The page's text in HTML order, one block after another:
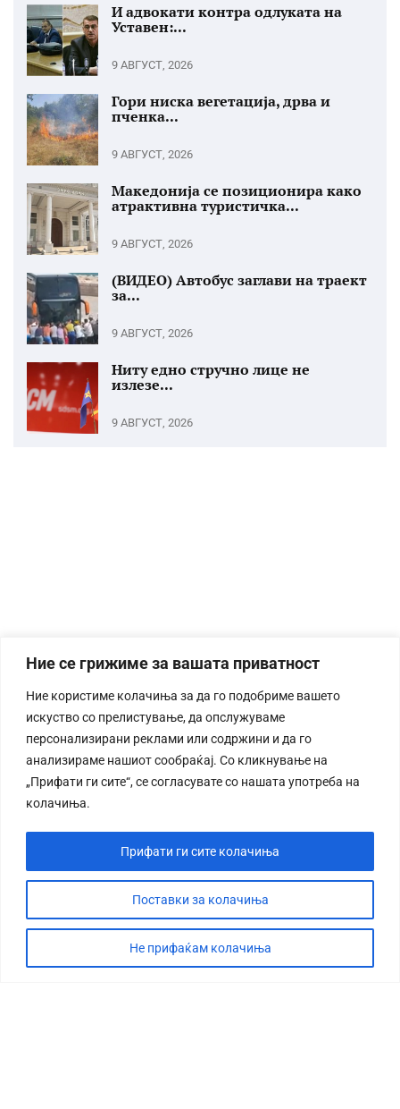
Ние се грижиме за вашата приватност
Ние користиме колачиња за да го подобриме вашето
искуство со прелистување, да опслужуваме
персонализирани реклами или содржини и да го
анализираме нашиот сообраќај. Со кликнување на
„Прифати ги сите“, се согласувате со нашата употреба на
колачиња.
Поставки за колачиња
Не прифаќам колачиња
Прифати ги сите колачиња
И адвокати контра одлуката на
Уставен:...
9 АВГУСТ, 2026
Гори ниска вегетација, дрва и
пченка...
9 АВГУСТ, 2026
Македонија се позиционира како
атрактивна туристичка...
9 АВГУСТ, 2026
(ВИДЕО) Автобус заглави на траект
за...
9 АВГУСТ, 2026
Ниту едно стручно лице не
излезе...
9 АВГУСТ, 2026